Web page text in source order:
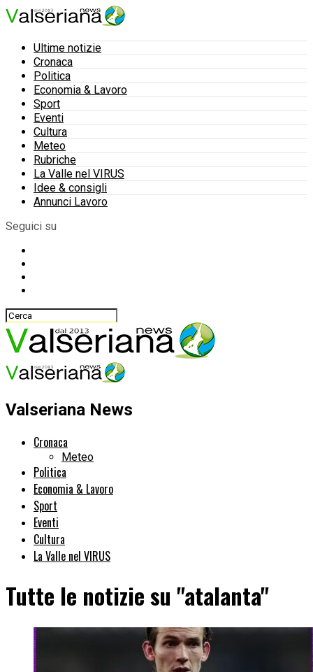
Ultime notizie
Cronaca
Politica
Economia & Lavoro
Sport
Eventi
Cultura
Meteo
Rubriche
La Valle nel VIRUS
Idee & consigli
Annunci Lavoro
Seguici su
Valseriana News
Cronaca
Meteo
Politica
Economia & Lavoro
Sport
Eventi
Cultura
La Valle nel VIRUS
Tutte le notizie su "atalanta"